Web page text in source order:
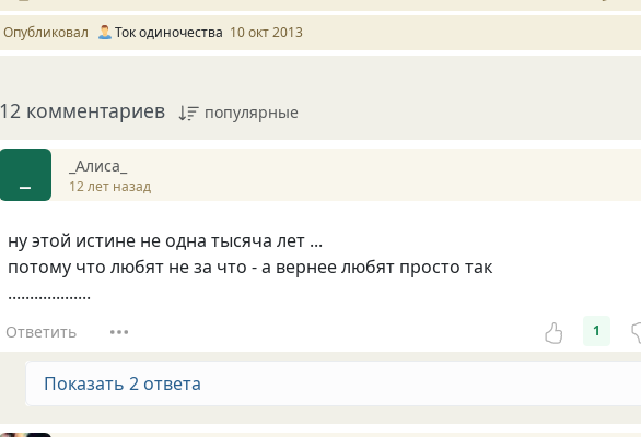
Опубликовал Ток одиночества 10 окт 2013
12 комментариев популярные
_Алиса_
12 лет назад
ну этой истине не одна тысяча лет ...
потому что любят не за что - а вернее любят просто так
...................
Ответить 1
Показать 2 ответа